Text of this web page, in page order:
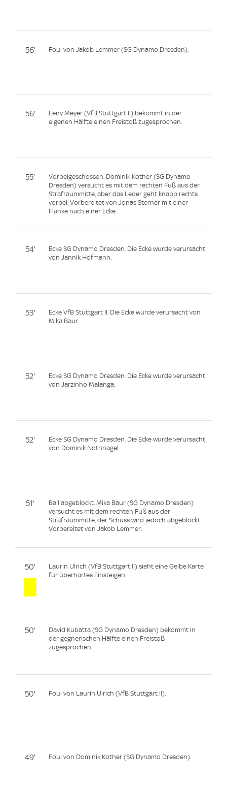
56' Foul von Jakob Lemmer (SG Dynamo Dresden).
56'
Leny Meyer (VfB Stuttgart II) bekommt in der
eigenen Hälfte einen Freistoß zugesprochen.
55'
Vorbeigeschossen. Dominik Kother (SG Dynamo
Dresden) versucht es mit dem rechten Fuß aus der
Strafraummitte, aber das Leder geht knapp rechts
vorbei. Vorbereitet von Jonas Sterner mit einer
Flanke nach einer Ecke.
54'
Ecke SG Dynamo Dresden. Die Ecke wurde verursacht
von Jannik Hofmann.
53'
Ecke VfB Stuttgart II. Die Ecke wurde verursacht von
Mika Baur.
52'
Ecke SG Dynamo Dresden. Die Ecke wurde verursacht
von Jarzinho Malanga.
52'
Ecke SG Dynamo Dresden. Die Ecke wurde verursacht
von Dominik Nothnagel.
51'
Ball abgeblockt. Mika Baur (SG Dynamo Dresden)
versucht es mit dem rechten Fuß aus der
Strafraummitte, der Schuss wird jedoch abgeblockt.
Vorbereitet von Jakob Lemmer.
50'
Laurin Ulrich (VfB Stuttgart II) sieht eine Gelbe Karte
für überhartes Einsteigen.
50'
David Kubatta (SG Dynamo Dresden) bekommt in
der gegnerischen Hälfte einen Freistoß
zugesprochen.
50' Foul von Laurin Ulrich (VfB Stuttgart II).
49' Foul von Dominik Kother (SG Dynamo Dresden).